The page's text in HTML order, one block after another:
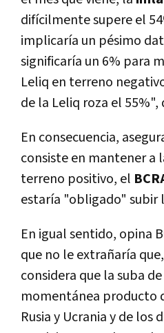
difícilmente supere el
implicaría un pésimo
significaría un 6% para
Leliq en terreno
de la Leliq roza el
En consecuencia,
consiste en mantener a
terreno positivo, el
estaría "obligado" subir
En igual sentido, opina
que no le extrañaría
considera que la suba
momentánea producto
Rusia y Ucrania y de los